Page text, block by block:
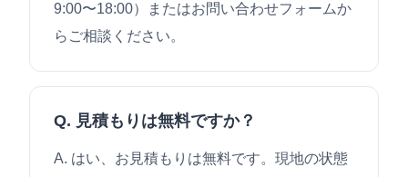
9:00〜18:00）またはお問い合わせフォームか
らご相談ください。
Q. 見積もりは無料ですか？
A. はい、お見積もりは無料です。現地の状態